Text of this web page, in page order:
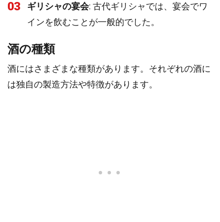
03 ギリシャの宴会: 古代ギリシャでは、宴会でワ
インを飲むことが一般的でした。
酒の種類
酒にはさまざまな種類があります。それぞれの酒に
は独自の製造方法や特徴があります。